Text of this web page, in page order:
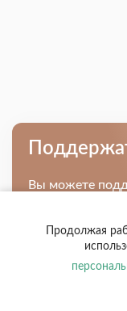
Вы можете
языки и других
с
Продолжая